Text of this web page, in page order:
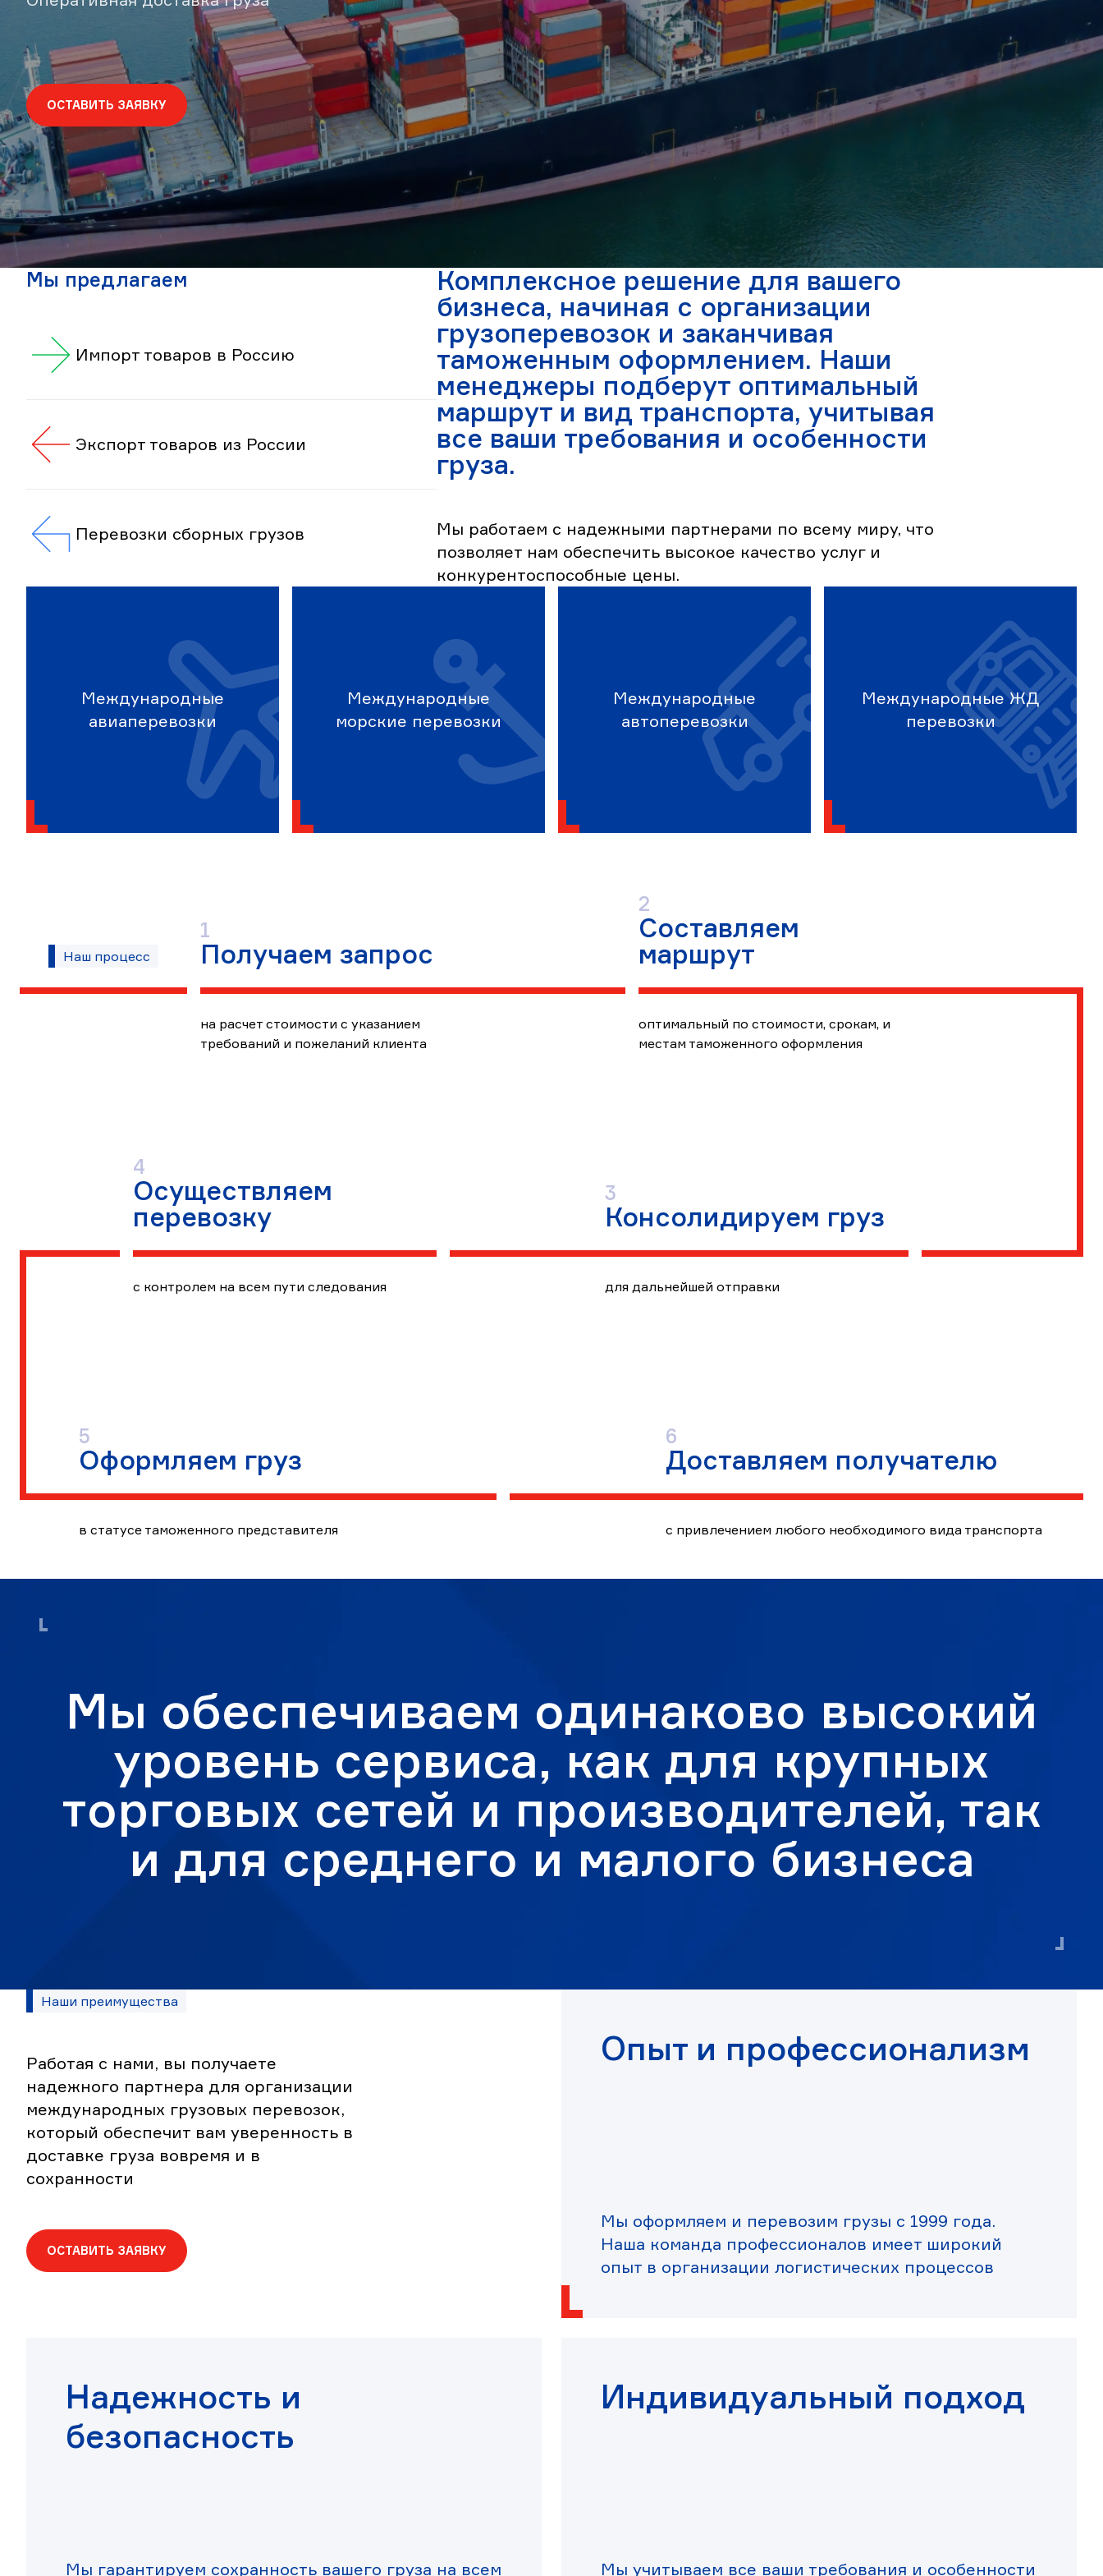
ОСТАВИТЬ ЗАЯВКУ
Мы предлагаем
Импорт товаров в Россию
Экспорт товаров из России
Перевозки сборных грузов
Комплексное решение для вашего
бизнеса, начиная с организации
грузоперевозок и заканчивая
таможенным оформлением. Наши
менеджеры подберут оптимальный
маршрут и вид транспорта, учитывая
все ваши требования и особенности
груза.
Мы работаем с надежными партнерами по всему миру, что
позволяет нам обеспечить высокое качество услуг и
конкурентоспособные цены.
Международные
авиаперевозки
Международные
морские перевозки
Международные
автоперевозки
Международные ЖД
перевозки
Наш процесс
Этап
1
1
Получаем запрос
на расчет стоимости с указанием
требований и пожеланий клиента
Этап
2
2
Составляем
маршрут
оптимальный по стоимости, срокам, и
местам таможенного оформления
Этап
3
3
Консолидируем груз
для дальнейшей отправки
Этап
4
4
Осуществляем
перевозку
с контролем на всем пути следования
Этап
5
5
Оформляем груз
в статусе таможенного представителя
Этап
6
6
Доставляем получателю
с привлечением любого необходимого вида транспорта
Мы обеспечиваем одинаково высокий
уровень сервиса, как для крупных
торговых сетей и производителей, так
и для среднего и малого бизнеса
Категория:
Наши преимущества
Работая с нами, вы получаете
надежного партнера для организации
международных грузовых перевозок,
который обеспечит вам уверенность в
доставке груза вовремя и в
сохранности
ОСТАВИТЬ ЗАЯВКУ
Опыт и профессионализм
Мы оформляем и перевозим грузы с 1999 года.
Наша команда профессионалов имеет широкий
опыт в организации логистических процессов
Надежность и
безопасность
Мы гарантируем сохранность вашего груза на всем
Индивидуальный подход
Мы учитываем все ваши требования и особенности